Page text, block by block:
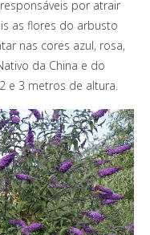
por atrair
as flores do arbusto
nas cores azul, rosa,
da China e do
e 3 metros de altura.